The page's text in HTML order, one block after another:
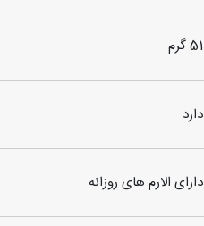
51 گرم
دارد
دارای الارم های روزانه